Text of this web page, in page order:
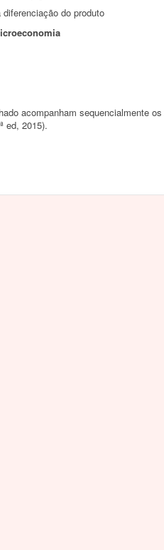
do produto
acompanham sequencialmente
ed, 2015).